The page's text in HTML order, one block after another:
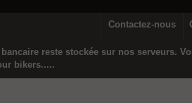
Contactez-nous
reste stockée sur nos serveurs.
bikers.....